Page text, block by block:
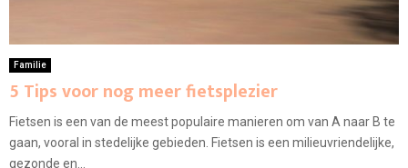
Familie
5 Tips voor nog meer fietsplezier
Fietsen is een van de meest populaire manieren om van A naar B te
gaan, vooral in stedelijke gebieden. Fietsen is een milieuvriendelijke,
gezonde en...